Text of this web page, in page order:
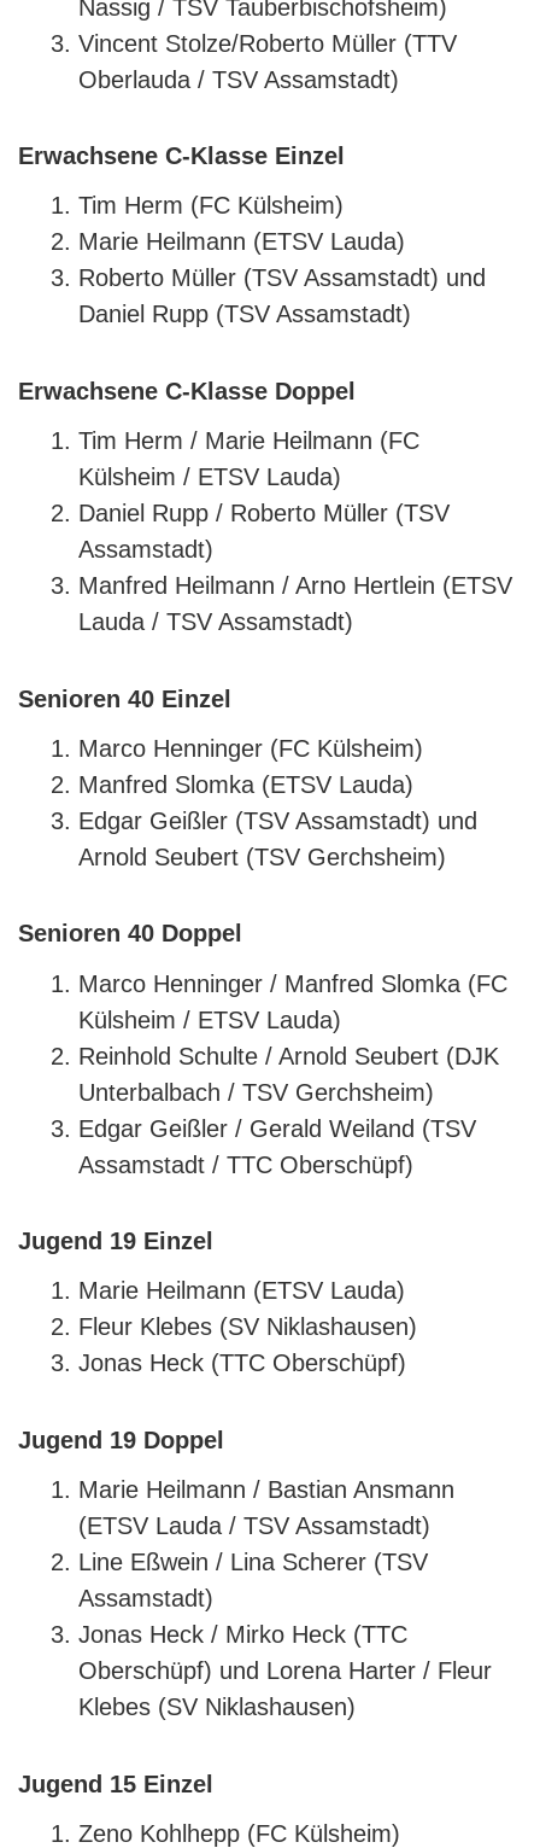
Nassig / TSV Tauberbischofsheim)
Vincent Stolze/Roberto Müller (TTV
Oberlauda / TSV Assamstadt)
Erwachsene C-Klasse Einzel
Tim Herm (FC Külsheim)
Marie Heilmann (ETSV Lauda)
Roberto Müller (TSV Assamstadt) und
Daniel Rupp (TSV Assamstadt)
Erwachsene C-Klasse Doppel
Tim Herm / Marie Heilmann (FC
Külsheim / ETSV Lauda)
Daniel Rupp / Roberto Müller (TSV
Assamstadt)
Manfred Heilmann / Arno Hertlein (ETSV
Lauda / TSV Assamstadt)
Senioren 40 Einzel
Marco Henninger (FC Külsheim)
Manfred Slomka (ETSV Lauda)
Edgar Geißler (TSV Assamstadt) und
Arnold Seubert (TSV Gerchsheim)
Senioren 40 Doppel
Marco Henninger / Manfred Slomka (FC
Külsheim / ETSV Lauda)
Reinhold Schulte / Arnold Seubert (DJK
Unterbalbach / TSV Gerchsheim)
Edgar Geißler / Gerald Weiland (TSV
Assamstadt / TTC Oberschüpf)
Jugend 19 Einzel
Marie Heilmann (ETSV Lauda)
Fleur Klebes (SV Niklashausen)
Jonas Heck (TTC Oberschüpf)
Jugend 19 Doppel
Marie Heilmann / Bastian Ansmann
(ETSV Lauda / TSV Assamstadt)
Line Eßwein / Lina Scherer (TSV
Assamstadt)
Jonas Heck / Mirko Heck (TTC
Oberschüpf) und Lorena Harter / Fleur
Klebes (SV Niklashausen)
Jugend 15 Einzel
Zeno Kohlhepp (FC Külsheim)